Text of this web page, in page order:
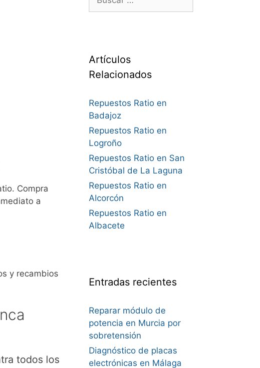
Compra
a
y recambios
todos los
Artículos
Relacionados
Repuestos Ratio en
Badajoz
Repuestos Ratio en
Logroño
Repuestos Ratio en San
Cristóbal de La Laguna
Repuestos Ratio en
Alcorcón
Repuestos Ratio en
Albacete
Entradas recientes
Reparar módulo de
potencia en Murcia por
sobretensión
Diagnóstico de placas
electrónicas en Málaga